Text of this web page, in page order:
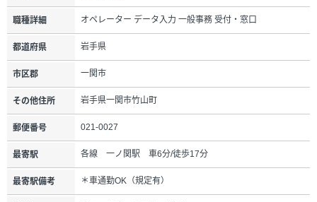
職種詳細 オペレーター データ入力 一般事務 受付・窓口
都道府県 岩手県
市区郡 一関市
その他住所 岩手県一関市竹山町
郵便番号 021-0027
最寄駅 各線 一ノ関駅 車6分/徒歩17分
最寄駅備考 ＊車通勤OK（規定有）